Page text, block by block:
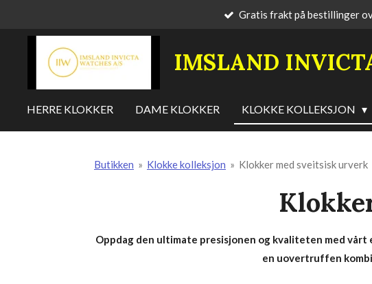
hovedinnhold
Gratis frakt på bestillinger
IMSLAND
HERRE KLOKKER DAME KLOKKER KLOKKE KOLLEKSJON
Butikken » Klokke kolleksjon » Klokker med sveitsisk urverk
Oppdag den ultimate presisjonen og kvaliteten med
en uovertruffen